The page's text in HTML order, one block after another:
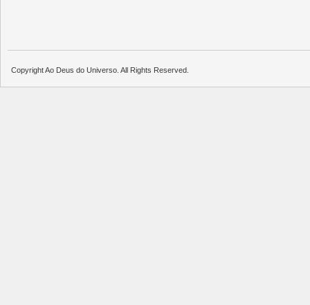
Copyright Ao Deus do Universo. All Rights Reserved.